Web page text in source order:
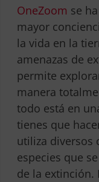
OneZoom se
mayor
la vida en la
amenazas de
permite
manera
todo está en
tienes que
utiliza diversos
especies que
de la extinción.